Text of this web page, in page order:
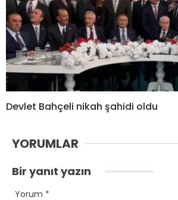
Devlet Bahçeli nikah şahidi oldu
YORUMLAR
Bir yanıt yazın
Yorum *